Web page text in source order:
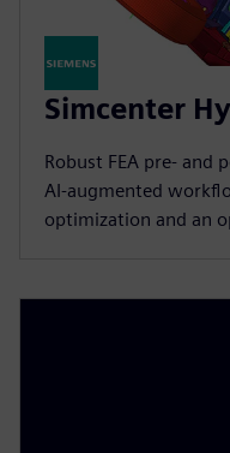
Simcenter
Robust FEA pre‑ and
AI‑augmented
optimization and an